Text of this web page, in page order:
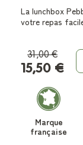
La lunchbox
votre repas
31,00 €
15,50 €
Marque
française